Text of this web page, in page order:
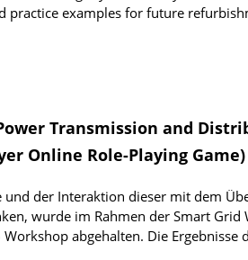
practice examples for future
Transmission and
Online Role-Playing Game)
und der Interaktion dieser mit dem
wurde im Rahmen der Smart Grid
abgehalten. Die Ergebnisse